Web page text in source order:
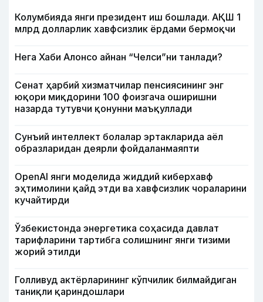
Колумбияда янги президент иш бошлади. АҚШ 1
млрд долларлик хавфсизлик ёрдами бермоқчи
Нега Хаби Алонсо айнан “Челси”ни танлади?
Сенат ҳарбий хизматчилар пенсиясининг энг
юқори миқдорини 100 фоизгача оширишни
назарда тутувчи қонунни маъқуллади
Сунъий интеллект болалар эртакларида аёл
образларидан деярли фойдаланмаяпти
OpenAI янги моделида жиддий киберхавф
эҳтимолини қайд этди ва хавфсизлик чораларини
кучайтирди
Ўзбекистонда энергетика соҳасида давлат
тарифларини тартибга солишнинг янги тизими
жорий этилди
Голливуд актёрларининг кўпчилик билмайдиган
таниқли қариндошлари